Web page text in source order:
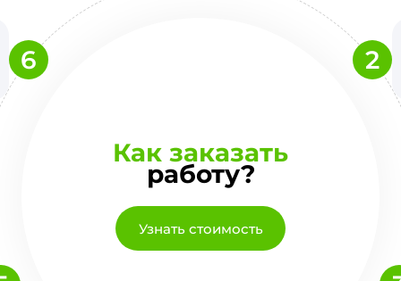
Как заказать
работу?
Узнать стоимость
2
6